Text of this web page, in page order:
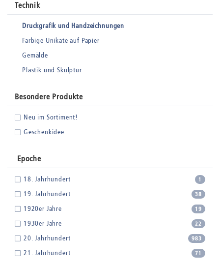
Technik
Druckgrafik und Handzeichnungen
Farbige Unikate auf Papier
Gemälde
Plastik und Skulptur
Besondere Produkte
Neu im Sortiment!
Geschenkidee
Epoche
1
18. Jahrhundert
38
19. Jahrhundert
19
1920er Jahre
22
1930er Jahre
983
20. Jahrhundert
71
21. Jahrhundert